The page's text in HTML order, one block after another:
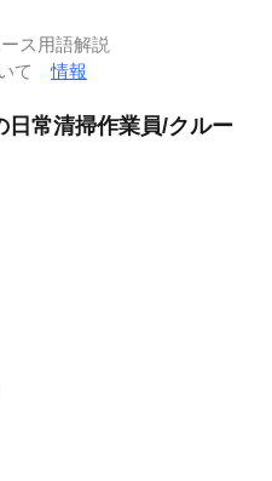
ス用語解説
いて情報
日常清掃作業員/クルー